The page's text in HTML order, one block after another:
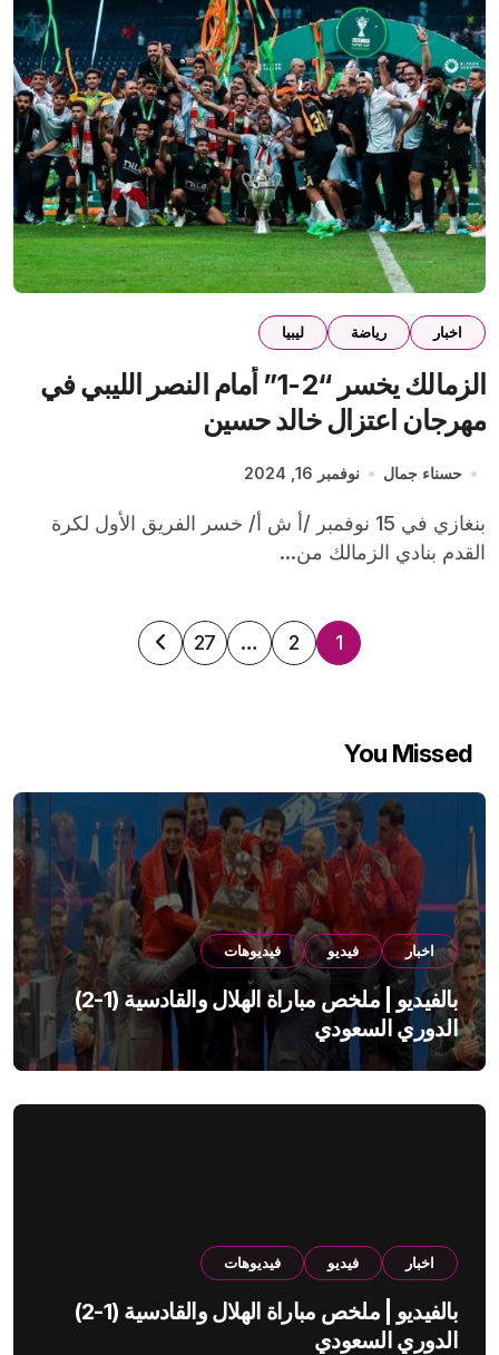
اخبار رياضة ليبيا
الزمالك يخسر “2-1” أمام النصر الليبي في
مهرجان اعتزال خالد حسين
حسناء جمال نوفمبر 16, 2024
بنغازي في 15 نوفمبر /أ ش أ/ خسر الفريق الأول لكرة
القدم بنادي الزمالك من...
تعدد
المقالات
1
2
…
27
You Missed
اخبار فيديو فيديوهات
بالفيديو | ملخص مباراة الهلال والقادسية (1-2)
الدوري السعودي
اخبار فيديو فيديوهات
بالفيديو | ملخص مباراة الهلال والقادسية (1-2)
الدوري السعودي